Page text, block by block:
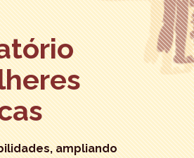
ampliando